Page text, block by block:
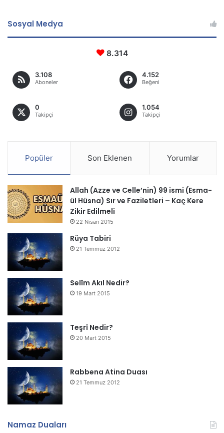
Sosyal Medya
8.314
3.108
Aboneler
4.152
Beğeni
0
Takipçi
1.054
Takipçi
Popüler Son Eklenen Yorumlar
Allah (Azze ve Celle’nin) 99 ismi (Esma-
ül Hüsna) Sır ve Faziletleri – Kaç Kere
Zikir Edilmeli
22 Nisan 2015
Rüya Tabiri
21 Temmuz 2012
Selîm Akıl Nedir?
19 Mart 2015
Teşrî Nedir?
20 Mart 2015
Rabbena Atina Duası
21 Temmuz 2012
Namaz Duaları